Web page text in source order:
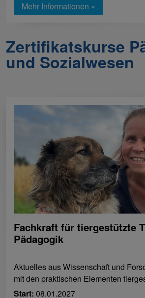
Mehr Informationen »
Zertifikatskurse
und Sozialwesen
Fachkraft für tiergestützte
Pädagogik
Aktuelles aus Wissenschaft und
mit den praktischen Elementen
Start: 08.01.2027